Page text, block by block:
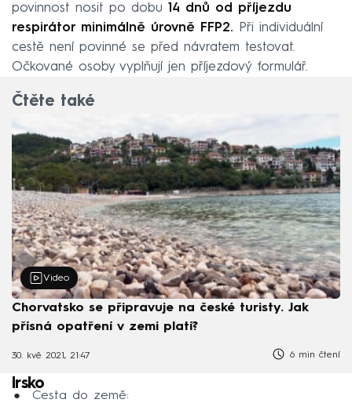
povinnost nosit po dobu 14 dnů od příjezdu
respirátor minimálně úrovně FFP2.
Při individuální
cestě není povinné se před návratem testovat.
Očkované osoby vyplňují jen příjezdový formulář.
Čtěte také
Video
Chorvatsko se připravuje na české turisty. Jak
přísná opatření v zemi platí?
30. kvě 2021, 21:47 6 min čtení
Irsko
Cesta do země: